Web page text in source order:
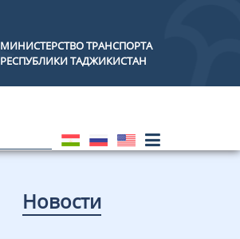
МИНИСТЕРСТВО ТРАНСПОРТА
РЕСПУБЛИКИ ТАДЖИКИСТАН
Новости